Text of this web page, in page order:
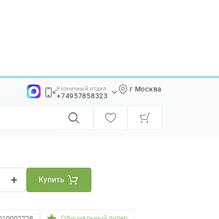
Розничный отдел
+74957858323
г Москва
+ Купить